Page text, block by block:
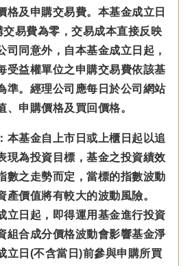
格及申購交易費。本基金成立日
易費為零，交易成本直接反映
司同意外，自本基金成立日起，
受益權單位之申購交易費依該基
準。經理公司應每日於公司網站
、申購價格及買回價格。
基金自上市日或上櫃日起以追
現為投資目標，基金之投資績效
數之走勢而定，當標的指數波動
產價值將有較大的波動風險。
立日起，即得運用基金進行投資
組合成分價格波動會影響基金淨
立日(不含當日)前參與申購所買